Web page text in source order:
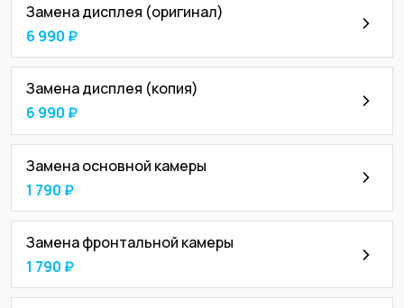
Замена дисплея (оригинал)
6 990 ₽
Замена дисплея (копия)
6 990 ₽
Замена основной камеры
1 790 ₽
Замена фронтальной камеры
1 790 ₽